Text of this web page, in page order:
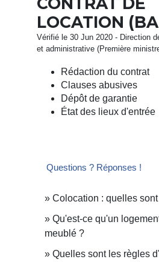
LOCATION
Vérifié le 30 Jun 2020 - Direction
et administrative (Première
Rédaction du contrat
Clauses abusives
Dépôt de garantie
État des lieux d'entrée
Questions ? Réponses !
Colocation : quelles
Qu'est-ce qu'un
meublé ?
Quelles sont les règles